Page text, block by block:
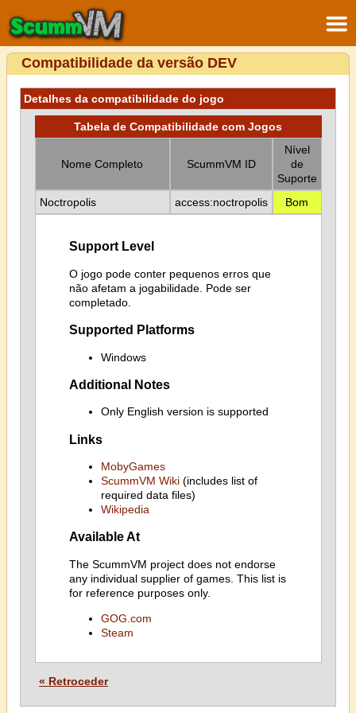
Compatibilidade da versão DEV
Detalhes da compatibilidade do jogo
Tabela de Compatibilidade com Jogos
Nome Completo ScummVM ID
Nível
de
Suporte
Noctropolis
access:noctropolis Bom
Support Level
O jogo pode conter pequenos erros que
não afetam a jogabilidade. Pode ser
completado.
Supported Platforms
Windows
Additional Notes
Only English version is supported
Links
MobyGames
ScummVM Wiki(includes list of
required data files)
Wikipedia
Available At
The ScummVM project does not endorse
any individual supplier of games. This list is
for reference purposes only.
GOG.com
Steam
« Retroceder